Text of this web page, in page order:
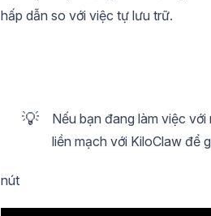
hấp dẫn so với việc tự lưu trữ.
💡
Nếu bạn đang làm việc
liền mạch với KiloClaw để
nút